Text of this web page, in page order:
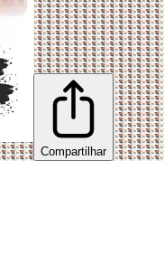
Compartilhar